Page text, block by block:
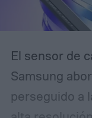
El sensor de
Samsung
perseguido a